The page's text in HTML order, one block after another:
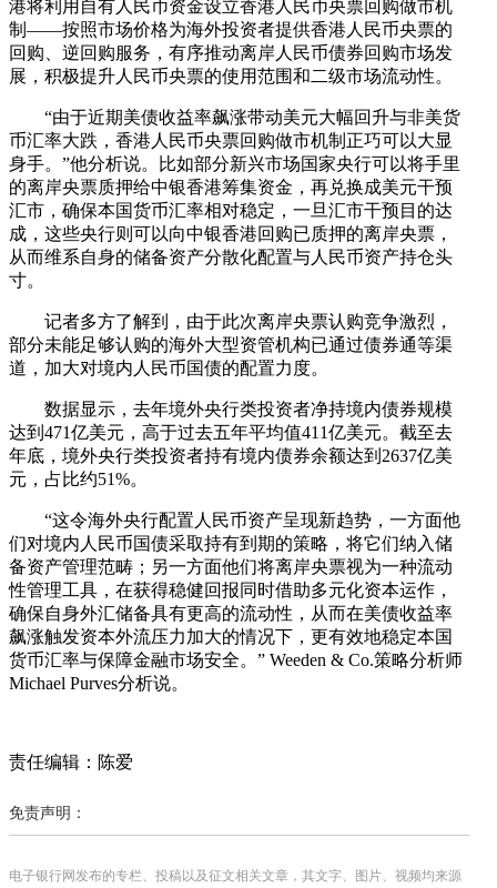
港将利用自有人民币资金设立香港人民币央票回购做市机
制——按照市场价格为海外投资者提供香港人民币央票的
回购、逆回购服务，有序推动离岸人民币债券回购市场发
展，积极提升人民币央票的使用范围和二级市场流动性。
“由于近期美债收益率飙涨带动美元大幅回升与非美货
币汇率大跌，香港人民币央票回购做市机制正巧可以大显
身手。”他分析说。比如部分新兴市场国家央行可以将手里
的离岸央票质押给中银香港筹集资金，再兑换成美元干预
汇市，确保本国货币汇率相对稳定，一旦汇市干预目的达
成，这些央行则可以向中银香港回购已质押的离岸央票，
从而维系自身的储备资产分散化配置与人民币资产持仓头
寸。
记者多方了解到，由于此次离岸央票认购竞争激烈，
部分未能足够认购的海外大型资管机构已通过债券通等渠
道，加大对境内人民币国债的配置力度。
数据显示，去年境外央行类投资者净持境内债券规模
达到471亿美元，高于过去五年平均值411亿美元。截至去
年底，境外央行类投资者持有境内债券余额达到2637亿美
元，占比约51%。
“这令海外央行配置人民币资产呈现新趋势，一方面他
们对境内人民币国债采取持有到期的策略，将它们纳入储
备资产管理范畴；另一方面他们将离岸央票视为一种流动
性管理工具，在获得稳健回报同时借助多元化资本运作，
确保自身外汇储备具有更高的流动性，从而在美债收益率
飙涨触发资本外流压力加大的情况下，更有效地稳定本国
货币汇率与保障金融市场安全。” Weeden & Co.策略分析师
Michael Purves分析说。
责任编辑：陈爱
免责声明：
电子银行网发布的专栏、投稿以及征文相关文章，其文字、图片、视频均来源